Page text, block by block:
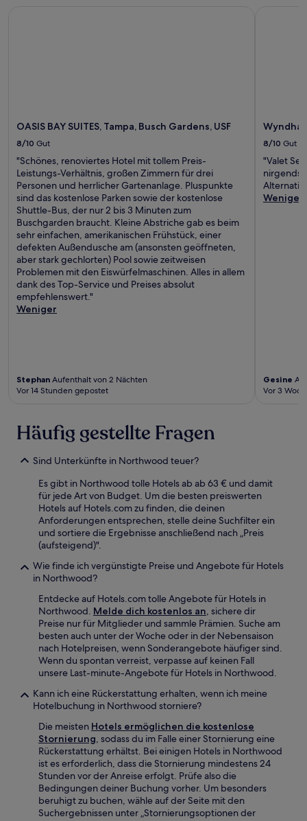
OASIS BAY SUITES, Tampa, Busch Gardens, USF
8/10 Gut
"Schönes, renoviertes Hotel mit tollem Preis-
Leistungs-Verhältnis, großen Zimmern für drei
Personen und herrlicher Gartenanlage. Pluspunkte
sind das kostenlose Parken sowie der kostenlose
Shuttle-Bus, der nur 2 bis 3 Minuten zum
Buschgarden braucht. Kleine Abstriche gab es beim
sehr einfachen, amerikanischen Frühstück, einer
defekten Außendusche am (ansonsten geöffneten,
aber stark gechlorten) Pool sowie zeitweisen
Problemen mit den Eiswürfelmaschinen. Alles in allem
dank des Top-Service und Preises absolut
empfehlenswert."
Weniger
Stephan Aufenthalt von 2 Nächten
Vor 14 Stunden gepostet
8/10 Gut
"Valet
nirgends
Weniger
Gesine
Vor 3
Häufig gestellte Fragen
Sind Unterkünfte in Northwood teuer?
Es gibt in Northwood tolle Hotels ab ab 63 € und damit
für jede Art von Budget. Um die besten preiswerten
Hotels auf Hotels.com zu finden, die deinen
Anforderungen entsprechen, stelle deine Suchfilter ein
und sortiere die Ergebnisse anschließend nach „Preis
(aufsteigend)".
Wie finde ich vergünstigte Preise und Angebote für Hotels
in Northwood?
Entdecke auf Hotels.com tolle Angebote für Hotels in
Northwood. Melde dich kostenlos an, sichere dir
Preise nur für Mitglieder und sammle Prämien. Suche am
besten auch unter der Woche oder in der Nebensaison
nach Hotelpreisen, wenn Sonderangebote häufiger sind.
Wenn du spontan verreist, verpasse auf keinen Fall
unsere Last-minute-Angebote für Hotels in Northwood.
Kann ich eine Rückerstattung erhalten, wenn ich meine
Hotelbuchung in Northwood storniere?
Die meisten Hotels ermöglichen die kostenlose
Stornierung, sodass du im Falle einer Stornierung eine
Rückerstattung erhältst. Bei einigen Hotels in Northwood
ist es erforderlich, dass die Stornierung mindestens 24
Stunden vor der Anreise erfolgt. Prüfe also die
Bedingungen deiner Buchung vorher. Um besonders
beruhigt zu buchen, wähle auf der Seite mit den
Suchergebnissen unter „Stornierungsoptionen der